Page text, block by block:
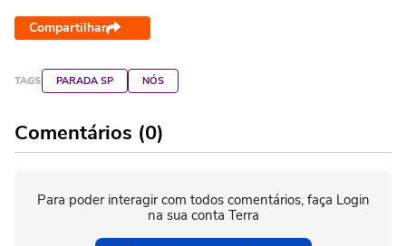
Compartilhar
TAGS PARADA SP NÓS
Comentários (0)
Para poder interagir com todos comentários, faça Login
na sua conta Terra